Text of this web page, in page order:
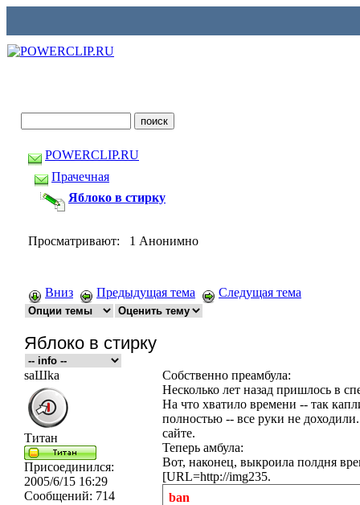
POWERCLIP.RU
Прачечная
Яблоко в стирку
Просматривают: 1 Анонимно
Вниз Предыдущая тема Следущая тема
Яблоко в стирку
saШka
Титан
Присоединился:
2005/6/15 16:29
Сообщений: 714
Собственно преамбула:
Несколько лет назад пришлось в
На что хватило времени -- так
полностью -- все руки не
сайте.
Теперь амбула:
Вот, наконец, выкроила полдня
[URL=http://img235.
ban